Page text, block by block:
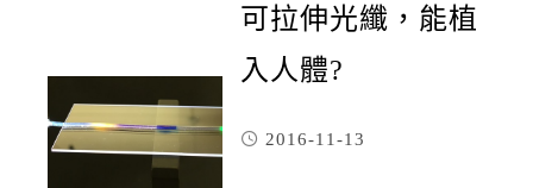
可拉伸光纖，能植
入人體?
2016-11-13